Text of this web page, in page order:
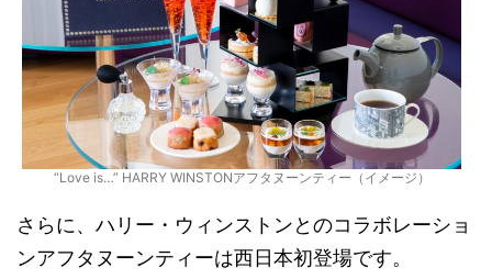
“Love is…” HARRY WINSTONアフタヌーンティー（イメージ）
さらに、ハリー・ウィンストンとのコラボレーショ
ンアフタヌーンティーは西日本初登場です。